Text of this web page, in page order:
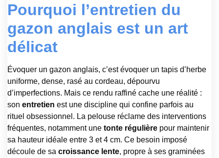
Pourquoi l’entretien du
gazon anglais est un art
délicat
Évoquer un gazon anglais, c’est évoquer un tapis d’herbe
uniforme, dense, rasé au cordeau, dépourvu
d’imperfections. Mais ce rendu raffiné cache une réalité :
son entretien est une discipline qui confine parfois au
rituel obsessionnel. La pelouse réclame des interventions
fréquentes, notamment une tonte régulière pour maintenir
sa hauteur idéale entre 3 et 4 cm. Ce besoin imposé
découle de sa croissance lente, propre à ses graminées